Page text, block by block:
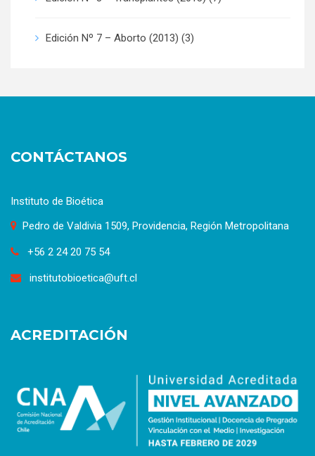
Edición Nº 7 – Aborto (2013) (3)
CONTÁCTANOS
Instituto de Bioética
Pedro de Valdivia 1509, Providencia, Región Metropolitana
+56 2 24 20 75 54
institutobioetica@uft.cl
ACREDITACIÓN